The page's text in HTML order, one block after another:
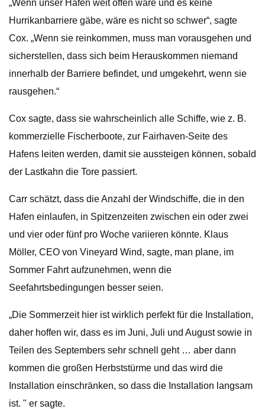
„Wenn unser Hafen weit offen wäre und es keine
Hurrikanbarriere gäbe, wäre es nicht so schwer“, sagte
Cox. „Wenn sie reinkommen, muss man vorausgehen und
sicherstellen, dass sich beim Herauskommen niemand
innerhalb der Barriere befindet, und umgekehrt, wenn sie
rausgehen.“
Cox sagte, dass sie wahrscheinlich alle Schiffe, wie z. B.
kommerzielle Fischerboote, zur Fairhaven-Seite des
Hafens leiten werden, damit sie aussteigen können, sobald
der Lastkahn die Tore passiert.
Carr schätzt, dass die Anzahl der Windschiffe, die in den
Hafen einlaufen, in Spitzenzeiten zwischen ein oder zwei
und vier oder fünf pro Woche variieren könnte. Klaus
Möller, CEO von Vineyard Wind, sagte, man plane, im
Sommer Fahrt aufzunehmen, wenn die
Seefahrtsbedingungen besser seien.
„Die Sommerzeit hier ist wirklich perfekt für die Installation,
daher hoffen wir, dass es im Juni, Juli und August sowie in
Teilen des Septembers sehr schnell geht … aber dann
kommen die großen Herbststürme und das wird die
Installation einschränken, so dass die Installation langsam
ist. " er sagte.